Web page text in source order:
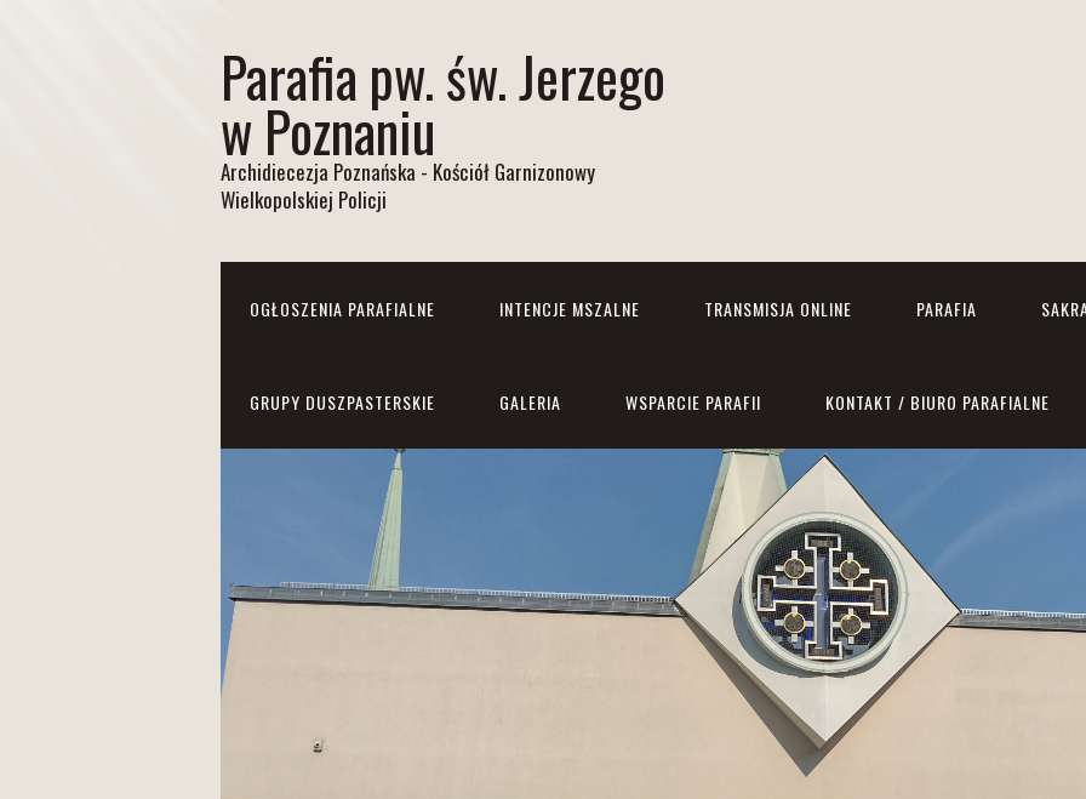
Parafia pw. św. Jerzego
w Poznaniu
Archidiecezja Poznańska - Kościół Garnizonowy
Wielkopolskiej Policji
OGŁOSZENIA PARAFIALNE INTENCJE MSZALNE TRANSMISJA ONLINE PARAFIA
GRUPY DUSZPASTERSKIE GALERIA WSPARCIE PARAFII KONTAKT / BIURO PARAFIALNE